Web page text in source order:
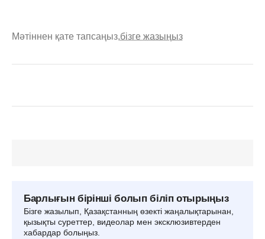
Мәтіннен қате тапсаңыз,бізге жазыңыз
Барлығын бірінші болып біліп отырыңыз
Бізге жазылып, Қазақстанның өзекті жаңалықтарынан,
қызықты суреттер, видеолар мен эксклюзивтерден
хабардар болыңыз.